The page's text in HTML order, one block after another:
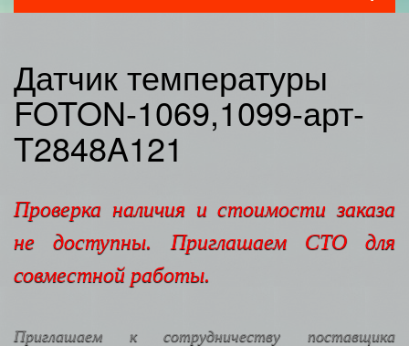
Датчик температуры
FOTON-1069,1099-арт-
T2848A121
Проверка наличия и стоимости заказа
не доступны. Приглашаем СТО для
совместной работы.
Приглашаем к сотрудничеству поставщика